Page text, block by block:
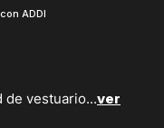
ADDI
de vestuario...ver